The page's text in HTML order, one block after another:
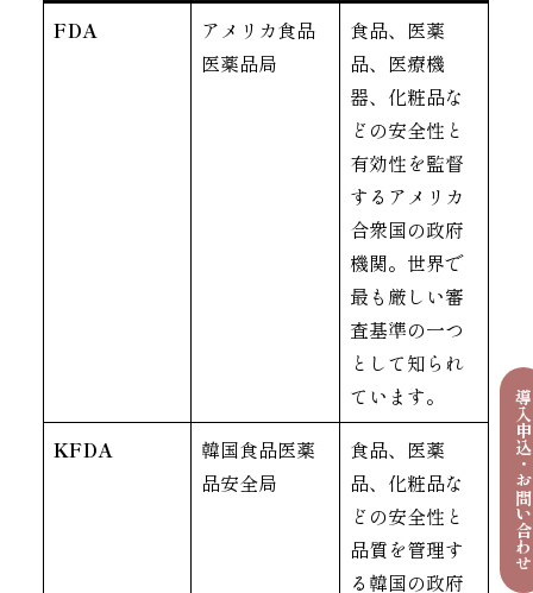
導入申込・
FDA
アメリカ食品
医薬品局
食品、医薬
品、医療機
器、化粧品な
どの安全性と
有効性を監督
するアメリカ
合衆国の政府
機関。世界で
最も厳しい審
査基準の一つ
として知られ
ています。
KFDA
韓国食品医薬
品安全局
食品、医薬
品、化粧品な
どの安全性と
品質を管理す
る韓国の政府